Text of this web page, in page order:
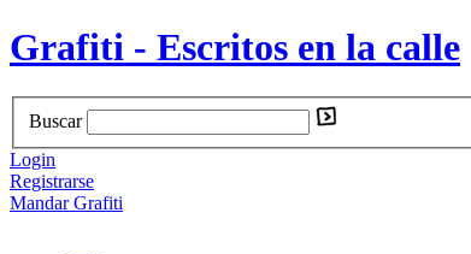
Grafiti - Escritos en la calle
Buscar
Login
Registrarse
Mandar Grafiti